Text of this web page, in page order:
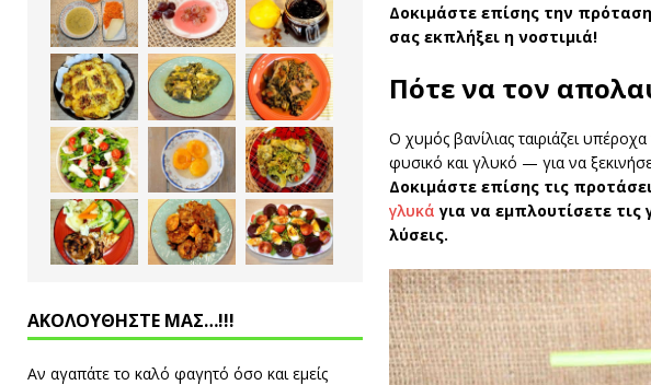
Δοκιμάστε επίσης την
σας εκπλήξει η νοστιμιά!
Πότε να τον
Ο χυμός βανίλιας ταιριάζει
φυσικό και γλυκό — για να
Δοκιμάστε επίσης τις
γλυκά για να εμπλουτίσετε τις
λύσεις.
ΑΚΟΛΟΥΘΗΣΤΕ ΜΑΣ…!!!
Αν αγαπάτε το καλό φαγητό όσο και εμείς